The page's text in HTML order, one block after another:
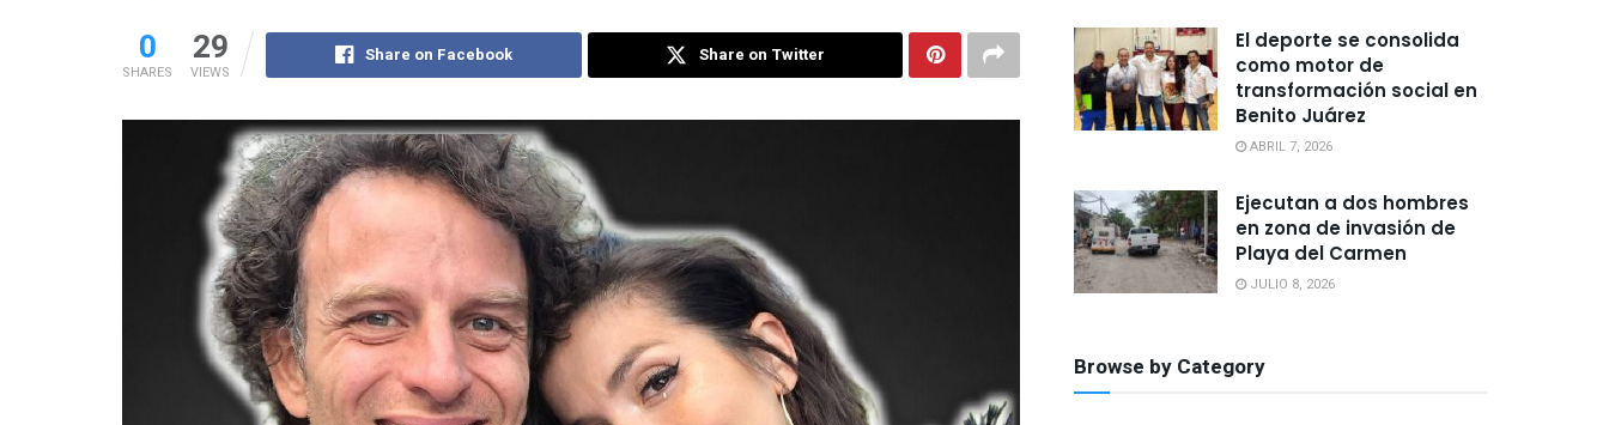
0
SHARES
29
VIEWS
Share on Facebook Share on Twitter
El deporte se consolida
como motor de
transformación social en
Benito Juárez
ABRIL 7, 2026
Ejecutan a dos hombres
en zona de invasión de
Playa del Carmen
JULIO 8, 2026
Browse by Category